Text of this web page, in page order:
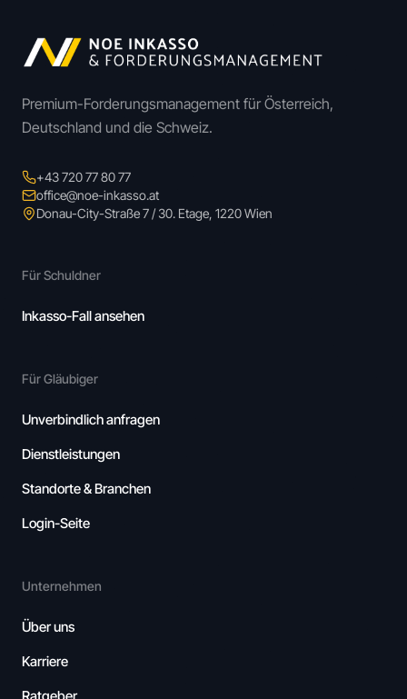
Premium-Forderungsmanagement für Österreich,
Deutschland und die Schweiz.
+43 720 77 80 77
office@noe-inkasso.at
Donau-City-Straße 7 / 30. Etage, 1220 Wien
Für Schuldner
Inkasso-Fall ansehen
Für Gläubiger
Unverbindlich anfragen
Dienstleistungen
Standorte & Branchen
Login-Seite
Unternehmen
Über uns
Karriere